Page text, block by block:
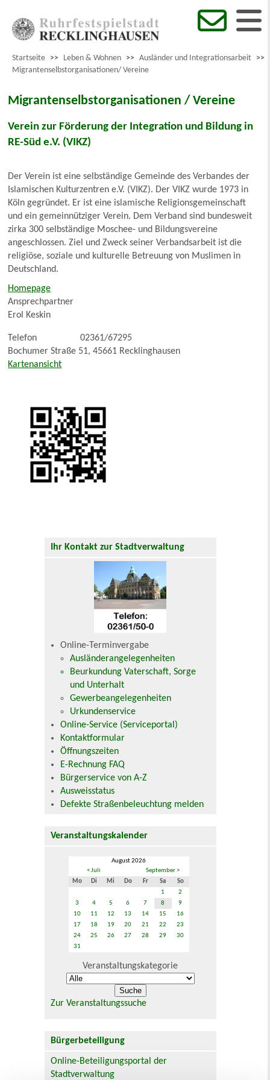
Startseite >> Leben & Wohnen >> Ausländer und Integrationsarbeit >>
Migrantenselbstorganisationen/ Vereine
Migrantenselbstorganisationen / Vereine
Verein zur Förderung der Integration und Bildung in
RE-Süd e.V. (VIKZ)
Der Verein ist eine selbständige Gemeinde des Verbandes der
Islamischen Kulturzentren e.V. (VIKZ). Der VIKZ wurde 1973 in
Köln gegründet. Er ist eine islamische Religionsgemeinschaft
und ein gemeinnütziger Verein. Dem Verband sind bundesweit
zirka 300 selbständige Moschee- und Bildungsvereine
angeschlossen. Ziel und Zweck seiner Verbandsarbeit ist die
religiöse, soziale und kulturelle Betreuung von Muslimen in
Deutschland.
Homepage
Ansprechpartner
Erol Keskin
Telefon
02361/67295
Bochumer Straße 51, 45661 Recklinghausen
Kartenansicht
Ihr Kontakt zur Stadtverwaltung
Online-Terminvergabe
Ausländerangelegenheiten
Beurkundung Vaterschaft, Sorge
und Unterhalt
Gewerbeangelegenheiten
Urkundenservice
Online-Service (Serviceportal)
Kontaktformular
Öffnungszeiten
E-Rechnung FAQ
Bürgerservice von A-Z
Ausweisstatus
Defekte Straßenbeleuchtung melden
Veranstaltungskalender
August 2026
< Juli
September >
Mo
Di Mi Do Fr Sa
So
1
2
3
4 5 6 7 8
9
10
11 12 13 14 15
16
17
18 19 20 21 22
23
24
25 26 27 28 29
30
31
Veranstaltungskategorie
Zur Veranstaltungssuche
Bürgerbeteiligung
Online-Beteiligungsportal der
Stadtverwaltung